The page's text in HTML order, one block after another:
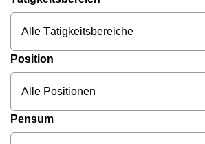
Alle Tätigkeitsbereiche
Position
Alle Positionen
Pensum